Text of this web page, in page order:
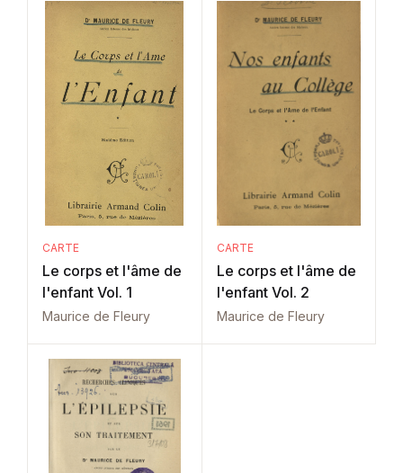
CARTE
Le corps et l'âme de
l'enfant Vol. 1
Maurice de Fleury
CARTE
Le corps et l'âme de
l'enfant Vol. 2
Maurice de Fleury